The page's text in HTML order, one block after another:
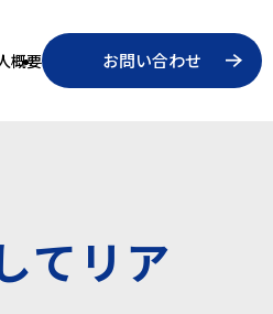
概要 お問い合わせ
てリア